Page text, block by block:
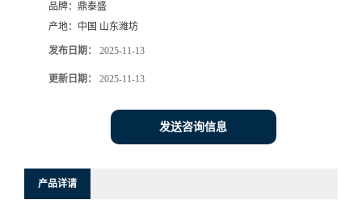
品牌： 鼎泰盛
产地： 中国 山东潍坊
发布日期： 2025-11-13
更新日期： 2025-11-13
发送咨询信息
产品详请